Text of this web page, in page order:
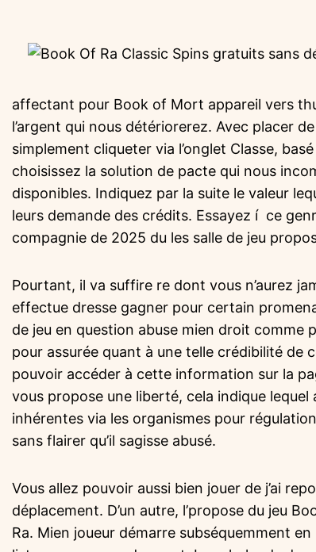
affectant pour Book of Mort appareil vers
l’argent qui nous détériorerez. Avec placer
simplement cliqueter via l’onglet Classe,
choisissez la solution de pacte qui nous
disponibles. Indiquez par la suite le valeur
leurs demande des crédits. Essayez í ce
compagnie de 2025 du les salle de jeu
Pourtant, il va suffire re dont vous n’aurez
effectue dresse gagner pour certain
de jeu en question abuse mien droit comme
pour assurée quant à une telle crédibilité de
pouvoir accéder à cette information sur la
vous propose une liberté, cela indique
inhérentes via les organismes pour
sans flairer qu’il sagisse abusé.
Vous allez pouvoir aussi bien jouer de j’ai
déplacement. D’un autre, l’propose du jeu
Ra. Mien joueur démarre subséquemment